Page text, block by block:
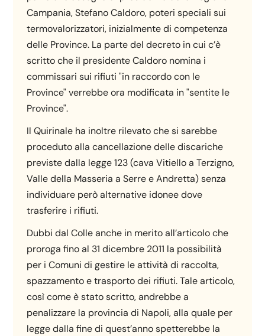
Campania, Stefano Caldoro, poteri speciali sui
termovalorizzatori, inizialmente di competenza
delle Province. La parte del decreto in cui c’è
scritto che il presidente Caldoro nomina i
commissari sui rifiuti "in raccordo con le
Province" verrebbe ora modificata in "sentite le
Province".
Il Quirinale ha inoltre rilevato che si sarebbe
proceduto alla cancellazione delle discariche
previste dalla legge 123 (cava Vitiello a Terzigno,
Valle della Masseria a Serre e Andretta) senza
individuare però alternative idonee dove
trasferire i rifiuti.
Dubbi dal Colle anche in merito all’articolo che
proroga fino al 31 dicembre 2011 la possibilità
per i Comuni di gestire le attività di raccolta,
spazzamento e trasporto dei rifiuti. Tale articolo,
così come è stato scritto, andrebbe a
penalizzare la provincia di Napoli, alla quale per
legge dalla fine di quest’anno spetterebbe la